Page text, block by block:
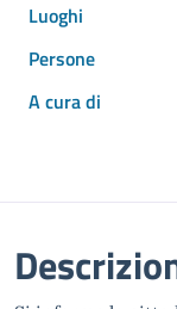
Luoghi
Persone
A cura di